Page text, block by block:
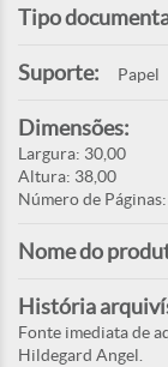
Tipo
Suporte: Papel
Dimensões:
Largura: 30,00
Altura: 38,00
Número de
Nome do
História
Fonte imediata de
Hildegard Angel.